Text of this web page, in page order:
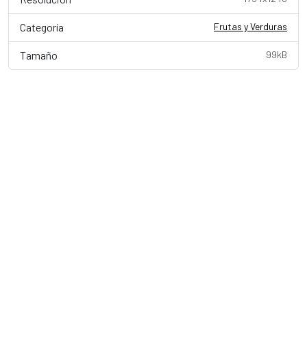
Categoría Frutas y Verduras
Tamaño 99kB